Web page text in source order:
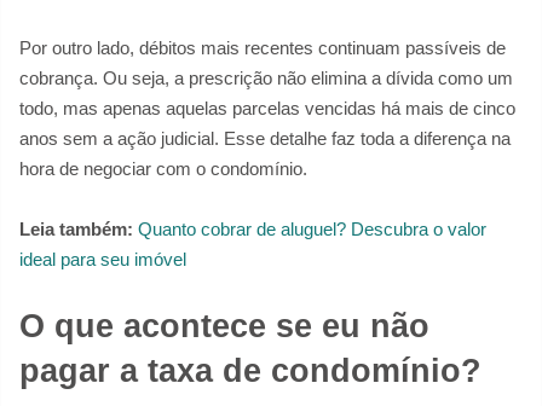
Por outro lado, débitos mais recentes continuam passíveis de
cobrança. Ou seja, a prescrição não elimina a dívida como um
todo, mas apenas aquelas parcelas vencidas há mais de cinco
anos sem a ação judicial. Esse detalhe faz toda a diferença na
hora de negociar com o condomínio.
Leia também: Quanto cobrar de aluguel? Descubra o valor
ideal para seu imóvel
O que acontece se eu não
pagar a taxa de condomínio?